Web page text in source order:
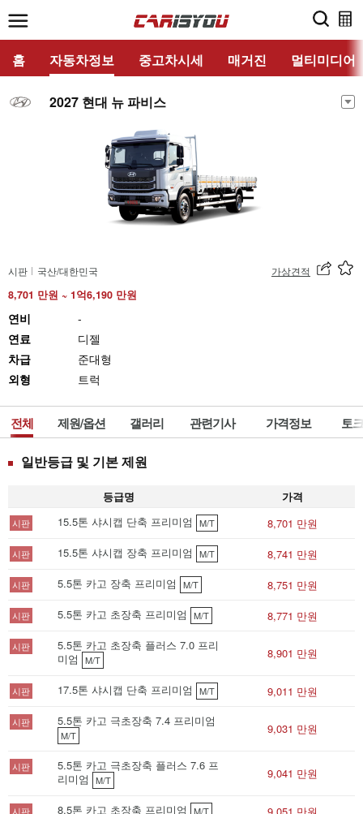
홈 자동차정보 중고차시세 매거진 멀티미디어
2027 현대 뉴 파비스
시판 국산/대한민국 가상견적
8,701 만원 ~ 1억6,190 만원
연비
-
연료
디젤
차급
준대형
외형
트럭
전체 제원/옵션 갤러리 관련기사 가격정보 토
일반등급 및 기본 제원
등급명 가격
시판 15.5톤 샤시캡 단축 프리미엄 M/T 8,701 만원
시판 15.5톤 샤시캡 장축 프리미엄 M/T 8,741 만원
시판 5.5톤 카고 장축 프리미엄 M/T 8,751 만원
시판 5.5톤 카고 초장축 프리미엄 M/T 8,771 만원
시판
5.5톤 카고 초장축 플러스 7.0 프리
미엄
M/T 8,901 만원
시판 17.5톤 샤시캡 단축 프리미엄 M/T 9,011 만원
시판 5.5톤 카고 극초장축 7.4 프리미엄
M/T 9,031 만원
시판
5.5톤 카고 극초장축 플러스 7.6 프
리미엄
M/T 9,041 만원
시판 8.5톤 카고 초장축 프리미엄 M/T